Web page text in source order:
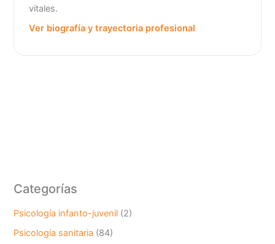
vitales.
Ver biografía y trayectoria profesional
Categorías
Psicología infanto-juvenil (2)
Psicología sanitaria (84)